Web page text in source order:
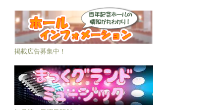
掲載広告募集中！